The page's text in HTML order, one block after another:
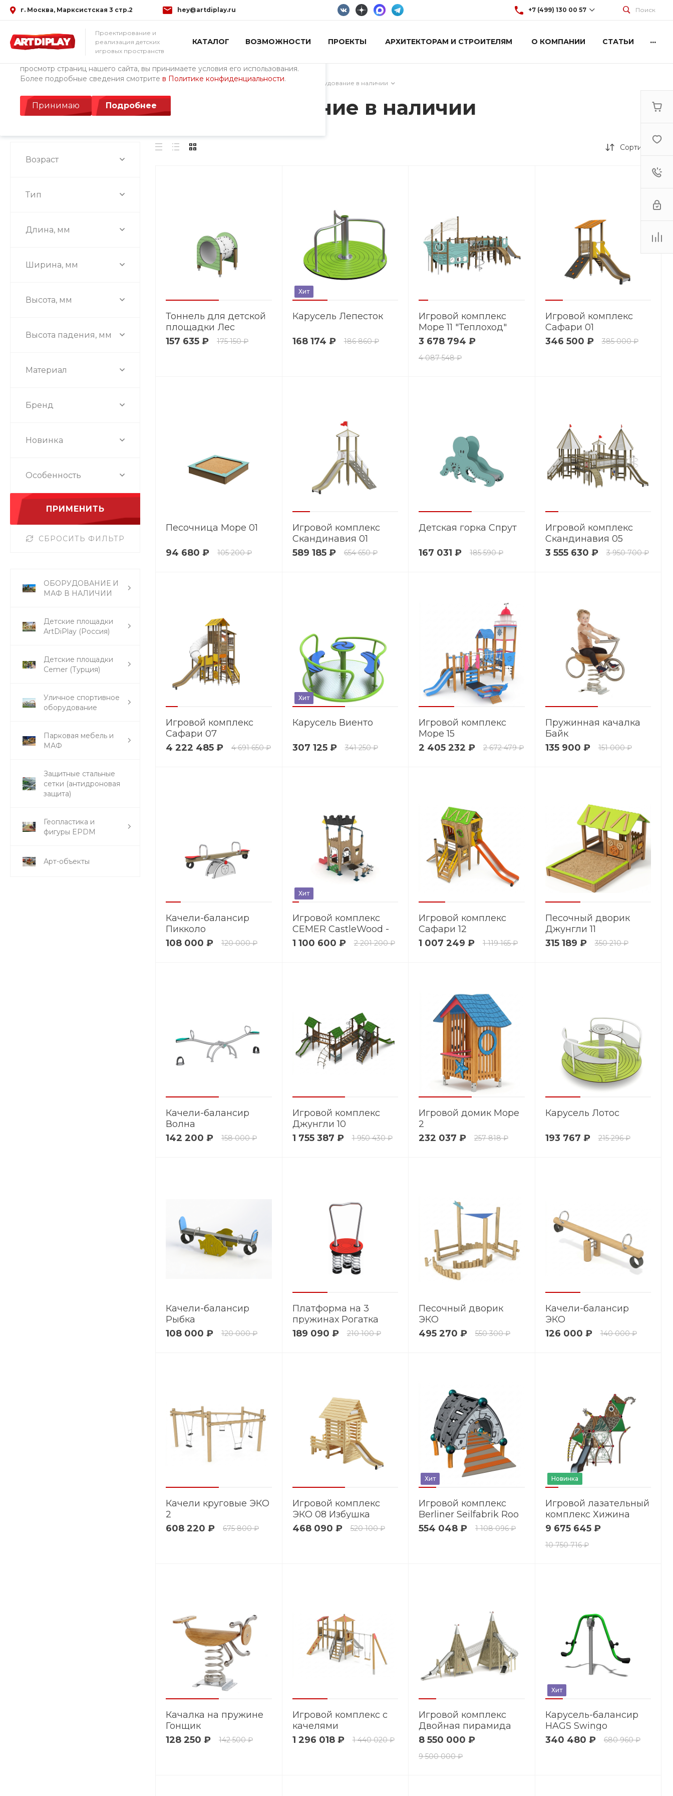
Использование файлов Cookie
Мы используем файлы cookie, разработанные нашими специалистами и
просмотр страниц нашего сайта, вы принимаете условия его использования.
Более подробные сведения смотрите в Политике конфиденциальности.
Принимаю Подробнее
г. Москва, Марксистская 3 стр.2 hey@artdiplay.ru +7 (499) 130 00 57 Поиск
Проектирование и
реализация детских
игровых пространств
КАТАЛОГ ВОЗМОЖНОСТИ ПРОЕКТЫ АРХИТЕКТОРАМ И СТРОИТЕЛЯМ О КОМПАНИИ СТАТЬИ ...
Главная / Каталог товаров / ОБОРУДОВАНИЕ И МАФ В НАЛИЧИИ / Детское игровое оборудование в наличии
Детское игровое оборудование в наличии
Возраст
Тип
Длина, мм
Ширина, мм
Высота, мм
Высота падения, мм
Материал
Бренд
Новинка
Особенность
ПРИМЕНИТЬ
СБРОСИТЬ ФИЛЬТР
ОБОРУДОВАНИЕ И
МАФ В НАЛИЧИИ
Детские площадки
ArtDiPlay (Россия)
Детские площадки
Cemer (Турция)
Уличное спортивное
оборудование
Парковая мебель и
МАФ
Защитные стальные
сетки (антидроновая
защита)
Геопластика и
фигуры EPDM
Арт-объекты
Сортировка
Тоннель для детской
площадки Лес
157 635 ₽
175 150 ₽
Хит
Карусель Лепесток
168 174 ₽ 186 860 ₽
Игровой комплекс
Море 11 "Теплоход"
3 678 794 ₽
4 087 548 ₽
Игровой комплекс
Сафари 01
346 500 ₽
385 000 ₽
Песочница Море 01
94 680 ₽ 105 200 ₽
Игровой комплекс
Скандинавия 01
589 185 ₽
654 650 ₽
Детская горка Спрут
167 031 ₽ 185 590 ₽
Игровой комплекс
Скандинавия 05
3 555 630 ₽
3 950 700 ₽
Игровой комплекс
Сафари 07
4 222 485 ₽
4 691 650 ₽
Хит
Карусель Виенто
307 125 ₽ 341 250 ₽
Игровой комплекс
Море 15
2 405 232 ₽
2 672 479 ₽
Пружинная качалка
Байк
135 900 ₽
151 000 ₽
Качели-балансир
Пикколо
108 000 ₽
120 000 ₽
Хит
Игровой комплекс
CEMER CastleWood -
MGCS 101
1 100 600 ₽ 2 201 200 ₽
Игровой комплекс
Сафари 12
1 007 249 ₽
1 119 165 ₽
Песочный дворик
Джунгли 11
315 189 ₽
350 210 ₽
Качели-балансир
Волна
142 200 ₽
158 000 ₽
Игровой комплекс
Джунгли 10
1 755 387 ₽
1 950 430 ₽
Игровой домик Море
2
232 037 ₽
257 818 ₽
Карусель Лотос
193 767 ₽ 215 296 ₽
Качели-балансир
Рыбка
108 000 ₽
120 000 ₽
Платформа на 3
пружинах Рогатка
189 090 ₽
210 100 ₽
Песочный дворик
ЭКО
495 270 ₽
550 300 ₽
Качели-балансир
ЭКО
126 000 ₽
140 000 ₽
Качели круговые ЭКО
2
608 220 ₽
675 800 ₽
Игровой комплекс
ЭКО 08 Избушка
468 090 ₽
520 100 ₽
Хит
Игровой комплекс
Berliner Seilfabrik Roo
S.01
554 048 ₽ 1 108 096 ₽
Новинка
Игровой лазательный
комплекс Хижина
ИХ.2.0 "Мадагаскар"
9 675 645 ₽
10 750 716 ₽
Качалка на пружине
Гонщик
128 250 ₽
142 500 ₽
Игровой комплекс с
качелями
Скандинавия 16
1 296 018 ₽ 1 440 020 ₽
Игровой комплекс
Двойная пирамида
8 550 000 ₽
9 500 000 ₽
Хит
Карусель-балансир
HAGS Swingo
340 480 ₽
680 960 ₽